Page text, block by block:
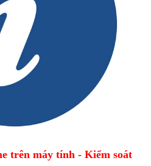
trên máy tính - Kiểm soát